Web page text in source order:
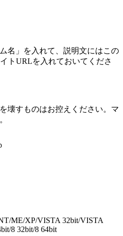
名」を入れて、説明文にはこの
トURLを入れておいてくださ
壊すものはお控えください。マ
ME/XP/VISTA 32bit/VISTA
8 32bit/8 64bit